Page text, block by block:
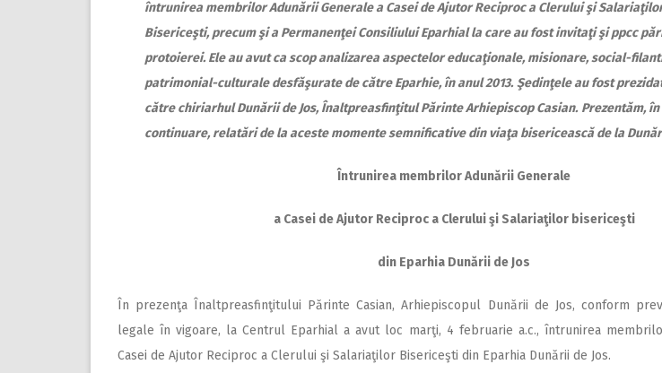
întrunirea membrilor Adunării Generale a Casei de Ajutor Reciproc a Clerului şi
Bisericeşti, precum şi a Permanenţei Consiliului Eparhial la care au fost invitaţi şi ppcc
protoierei. Ele au avut ca scop analizarea aspectelor educaţionale, misionare, social-
patrimonial-culturale desfăşurate de către Eparhie, în anul 2013. Şedinţele au fost
către chiriarhul Dunării de Jos, Înaltpreasfinţitul Părinte Arhiepiscop Casian. Prezentăm, în
continuare, relatări de la aceste momente semnificative din viaţa bisericească de la
Întrunirea membrilor Adunării Generale
a Casei de Ajutor Reciproc a Clerului şi Salariaţilor bisericeşti
din Eparhia Dunării de Jos
În prezenţa Înaltpreasfinţitului Părinte Casian, Arhiepiscopul Dunării de Jos, conform
legale în vigoare, la Centrul Eparhial a avut loc marţi, 4 februarie a.c., întrunirea
Casei de Ajutor Reciproc a Clerului şi Salariaţilor Bisericeşti din Eparhia Dunării de Jos.